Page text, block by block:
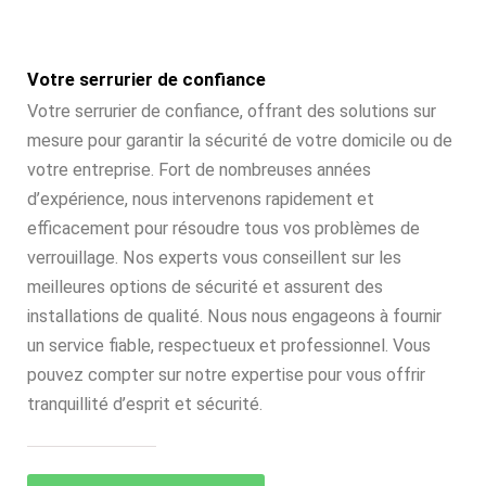
Votre serrurier de confiance
Votre serrurier de confiance, offrant des solutions sur
mesure pour garantir la sécurité de votre domicile ou de
votre entreprise. Fort de nombreuses années
d’expérience, nous intervenons rapidement et
efficacement pour résoudre tous vos problèmes de
verrouillage. Nos experts vous conseillent sur les
meilleures options de sécurité et assurent des
installations de qualité. Nous nous engageons à fournir
un service fiable, respectueux et professionnel. Vous
pouvez compter sur notre expertise pour vous offrir
tranquillité d’esprit et sécurité.